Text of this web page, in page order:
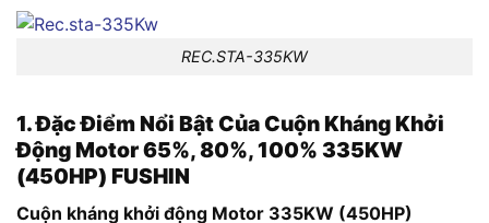
REC.STA-335KW
1. Đặc Điểm Nổi Bật Của Cuộn Kháng Khởi
Động Motor 65%, 80%, 100% 335KW
(450HP) FUSHIN
Cuộn kháng khởi động Motor 335KW (450HP)